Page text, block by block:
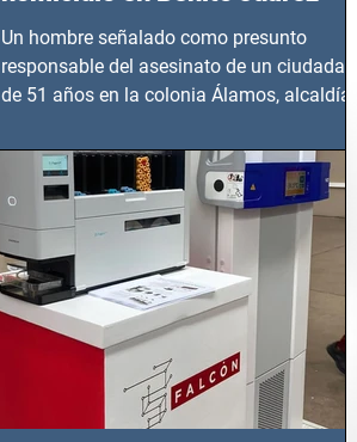
Un hombre señalado como presunto
responsable del asesinato de un ciudadano
de 51 años en la colonia Álamos, alcaldía